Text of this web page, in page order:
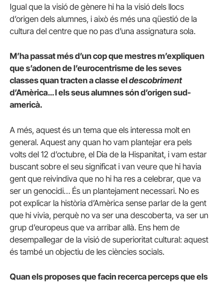
Igual que la visió de gènere hi ha la visió dels llocs
d’origen dels alumnes, i això és més una qüestió de la
cultura del centre que no pas d’una assignatura sola.
M’ha passat més d’un cop que mestres m’expliquen
que s’adonen de l’eurocentrisme de les seves
classes quan tracten a classe eldescobriment
d’Amèrica… I els seus alumnes són d’origen sud-
americà.
A més, aquest és un tema que els interessa molt en
general. Aquest any quan ho vam plantejar era pels
volts del 12 d’octubre, el Dia de la Hispanitat, i vam estar
buscant sobre el seu significat i van veure que hi havia
gent que reivindiva que no hi ha res a celebrar, que va
ser un genocidi… És un plantejament necessari. No es
pot explicar la història d’Amèrica sense parlar de la gent
que hi vivia, perquè no va ser una descoberta, va ser un
grup d’europeus que va arribar allà. Ens hem de
desempallegar de la visió de superioritat cultural: aquest
és també un objectiu de les ciències socials.
Quan els proposes que facin recerca perceps que els